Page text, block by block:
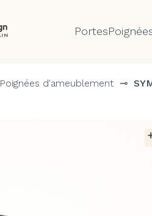
Portes
Poignées d'ameublement ⊸